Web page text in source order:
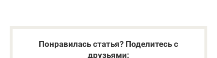
Понравилась статья? Поделитесь с
друзьями: